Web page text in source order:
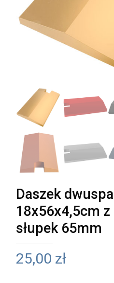
Daszek
18x56x4,5cm
słupek 65mm
25,00 zł